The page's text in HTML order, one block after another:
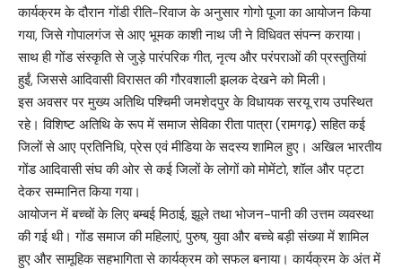
कार्यक्रम के दौरान गोंडी रीति-रिवाज के अनुसार गोगो पूजा का आयोजन किया
गया, जिसे गोपालगंज से आए भूमक काशी नाथ जी ने विधिवत संपन्न कराया।
साथ ही गोंड संस्कृति से जुड़े पारंपरिक गीत, नृत्य और परंपराओं की प्रस्तुतियां
हुईं, जिससे आदिवासी विरासत की गौरवशाली झलक देखने को मिली।
इस अवसर पर मुख्य अतिथि पश्चिमी जमशेदपुर के विधायक सरयू राय उपस्थित
रहे। विशिष्ट अतिथि के रूप में समाज सेविका रीता पात्रा (रामगढ़) सहित कई
जिलों से आए प्रतिनिधि, प्रेस एवं मीडिया के सदस्य शामिल हुए। अखिल भारतीय
गोंड आदिवासी संघ की ओर से कई जिलों के लोगों को मोमेंटो, शॉल और पट्टा
देकर सम्मानित किया गया।
आयोजन में बच्चों के लिए बम्बई मिठाई, झूले तथा भोजन-पानी की उत्तम व्यवस्था
की गई थी। गोंड समाज की महिलाएं, पुरुष, युवा और बच्चे बड़ी संख्या में शामिल
हुए और सामूहिक सहभागिता से कार्यक्रम को सफल बनाया। कार्यक्रम के अंत में